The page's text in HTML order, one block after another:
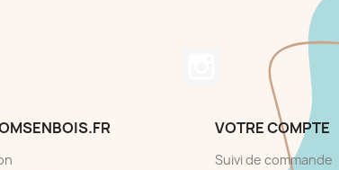
VOTRE COMPTE
Suivi de commande